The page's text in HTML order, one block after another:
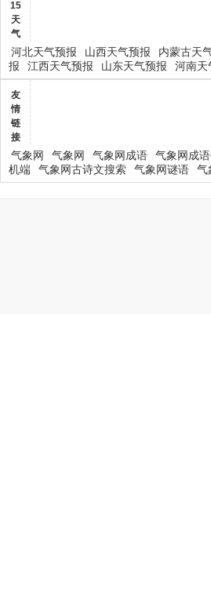
15
天
气
河北天气预报 山西天气预报 内蒙古天
报
江西天气预报 山东天气预报 河南天
友
情
链
接
气象网 气象网 气象网成语 气象网成
机端
气象网古诗文搜索 气象网谜语 气